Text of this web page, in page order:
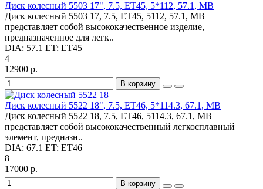
Диск колесный 5503 17", 7.5, ET45, 5*112, 57.1, MB
Диск колесный 5503 17, 7.5, ET45, 5112, 57.1, MB
представляет собой высококачественное изделие,
предназначенное для легк..
DIA: 57.1 ET: ET45
4
12900 р.
В корзину
Диск колесный 5522 18", 7.5, ET46, 5*114.3, 67.1, MB
Диск колесный 5522 18, 7.5, ET46, 5114.3, 67.1, MB
представляет собой высококачественный легкосплавный
элемент, предназн..
DIA: 67.1 ET: ET46
8
17000 р.
В корзину